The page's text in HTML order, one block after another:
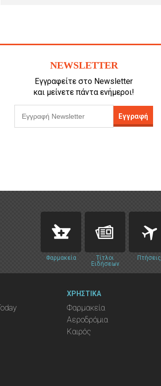
NEWSLETTER
Εγγραφείτε στο Newsletter
και μείνετε πάντα ενήμεροι!
Εγγραφή
Φαρμακεία
Τίτλοι
Ειδήσεων
Πτήσεις
ΧΡΗΣΤΙΚΑ
Φαρμακεία
Αεροδρόμια
Καιρός